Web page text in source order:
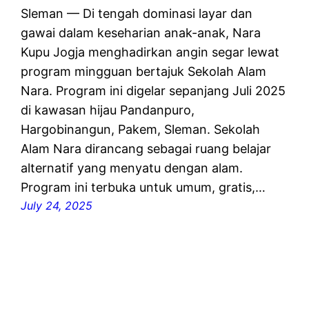
Sleman — Di tengah dominasi layar dan
gawai dalam keseharian anak-anak, Nara
Kupu Jogja menghadirkan angin segar lewat
program mingguan bertajuk Sekolah Alam
Nara. Program ini digelar sepanjang Juli 2025
di kawasan hijau Pandanpuro,
Hargobinangun, Pakem, Sleman. Sekolah
Alam Nara dirancang sebagai ruang belajar
alternatif yang menyatu dengan alam.
Program ini terbuka untuk umum, gratis,…
July 24, 2025